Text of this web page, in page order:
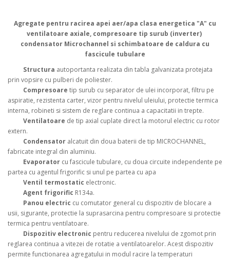
Agregate pentru racirea apei aer/apa clasa energetica "A" cu
ventilatoare axiale, compresoare tip surub (inverter)
condensator Microchannel si schimbatoare de caldura cu
fascicule tubulare
Structura autoportanta realizata din tabla galvanizata protejata
prin vopsire cu pulberi de poliester.
Compresoare tip surub cu separator de ulei incorporat, filtru pe
aspiratie, rezistenta carter, vizor pentru nivelul uleiului, protectie termica
interna, robineti si sistem de reglare continua a capacitatii in trepte.
Ventilatoare de tip axial cuplate direct la motorul electric cu rotor
extern.
Condensator alcatuit din doua baterii de tip MICROCHANNEL,
fabricate integral din aluminiu.
Evaporator cu fascicule tubulare, cu doua circuite independente pe
partea cu agentul frigorific si unul pe partea cu apa
Ventil termostatic electronic.
Agent frigorific R134a.
Panou electric cu comutator general cu dispozitiv de blocare a
usii, sigurante, protectie la suprasarcina pentru compresoare si protectie
termica pentru ventilatoare.
Dispozitiv electronic pentru reducerea nivelului de zgomot prin
reglarea continua a vitezei de rotatie a ventilatoarelor. Acest dispozitiv
permite functionarea agregatului in modul racire la temperaturi